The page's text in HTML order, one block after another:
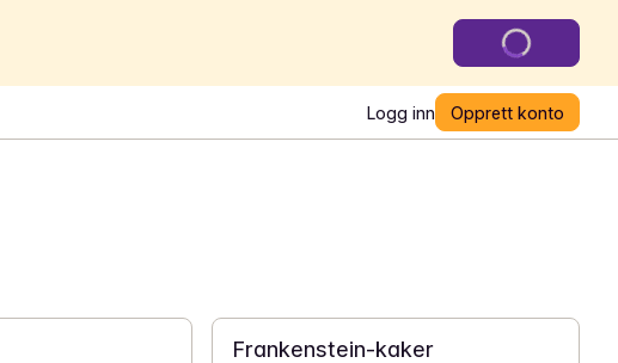
Logg inn Opprett konto
Frankenstein-kaker